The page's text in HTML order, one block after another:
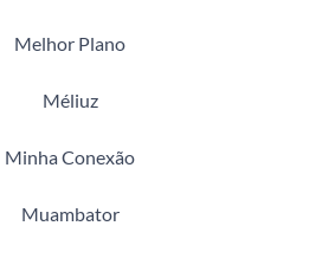
Melhor Plano
Méliuz
Minha Conexão
Muambator